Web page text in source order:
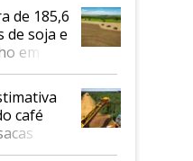
de 185,6
de soja e
em
café